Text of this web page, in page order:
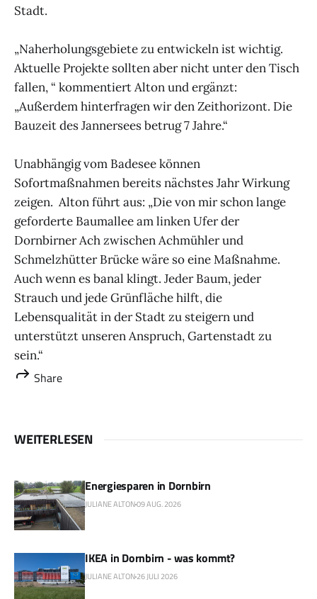
Stadt.
„Naherholungsgebiete zu entwickeln ist wichtig.
Aktuelle Projekte sollten aber nicht unter den Tisch
fallen, “ kommentiert Alton und ergänzt:
„Außerdem hinterfragen wir den Zeithorizont. Die
Bauzeit des Jannersees betrug 7 Jahre.“
Unabhängig vom Badesee können
Sofortmaßnahmen bereits nächstes Jahr Wirkung
zeigen. Alton führt aus: „Die von mir schon lange
geforderte Baumallee am linken Ufer der
Dornbirner Ach zwischen Achmühler und
Schmelzhütter Brücke wäre so eine Maßnahme.
Auch wenn es banal klingt. Jeder Baum, jeder
Strauch und jede Grünfläche hilft, die
Lebensqualität in der Stadt zu steigern und
unterstützt unseren Anspruch, Gartenstadt zu
sein.“
Share
WEITERLESEN
Energiesparen in Dornbirn
JULIANE ALTON09 AUG. 2026
IKEA in Dornbirn - was kommt?
JULIANE ALTON26 JULI 2026